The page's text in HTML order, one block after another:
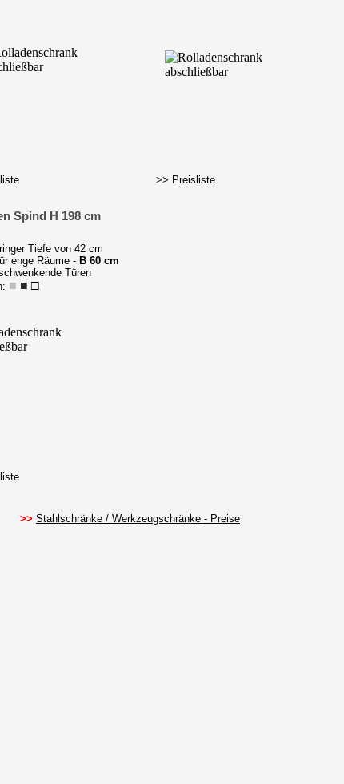
>> Preisliste
Tiefe von 42 cm
enge Räume - B 60 cm
Türen
■ ■ □
Spind H 198 cm
Stahlschränke / Werkzeugschränke - Preise